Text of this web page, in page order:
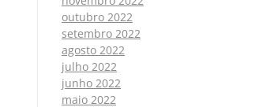
outubro 2022
setembro 2022
agosto 2022
julho 2022
junho 2022
maio 2022